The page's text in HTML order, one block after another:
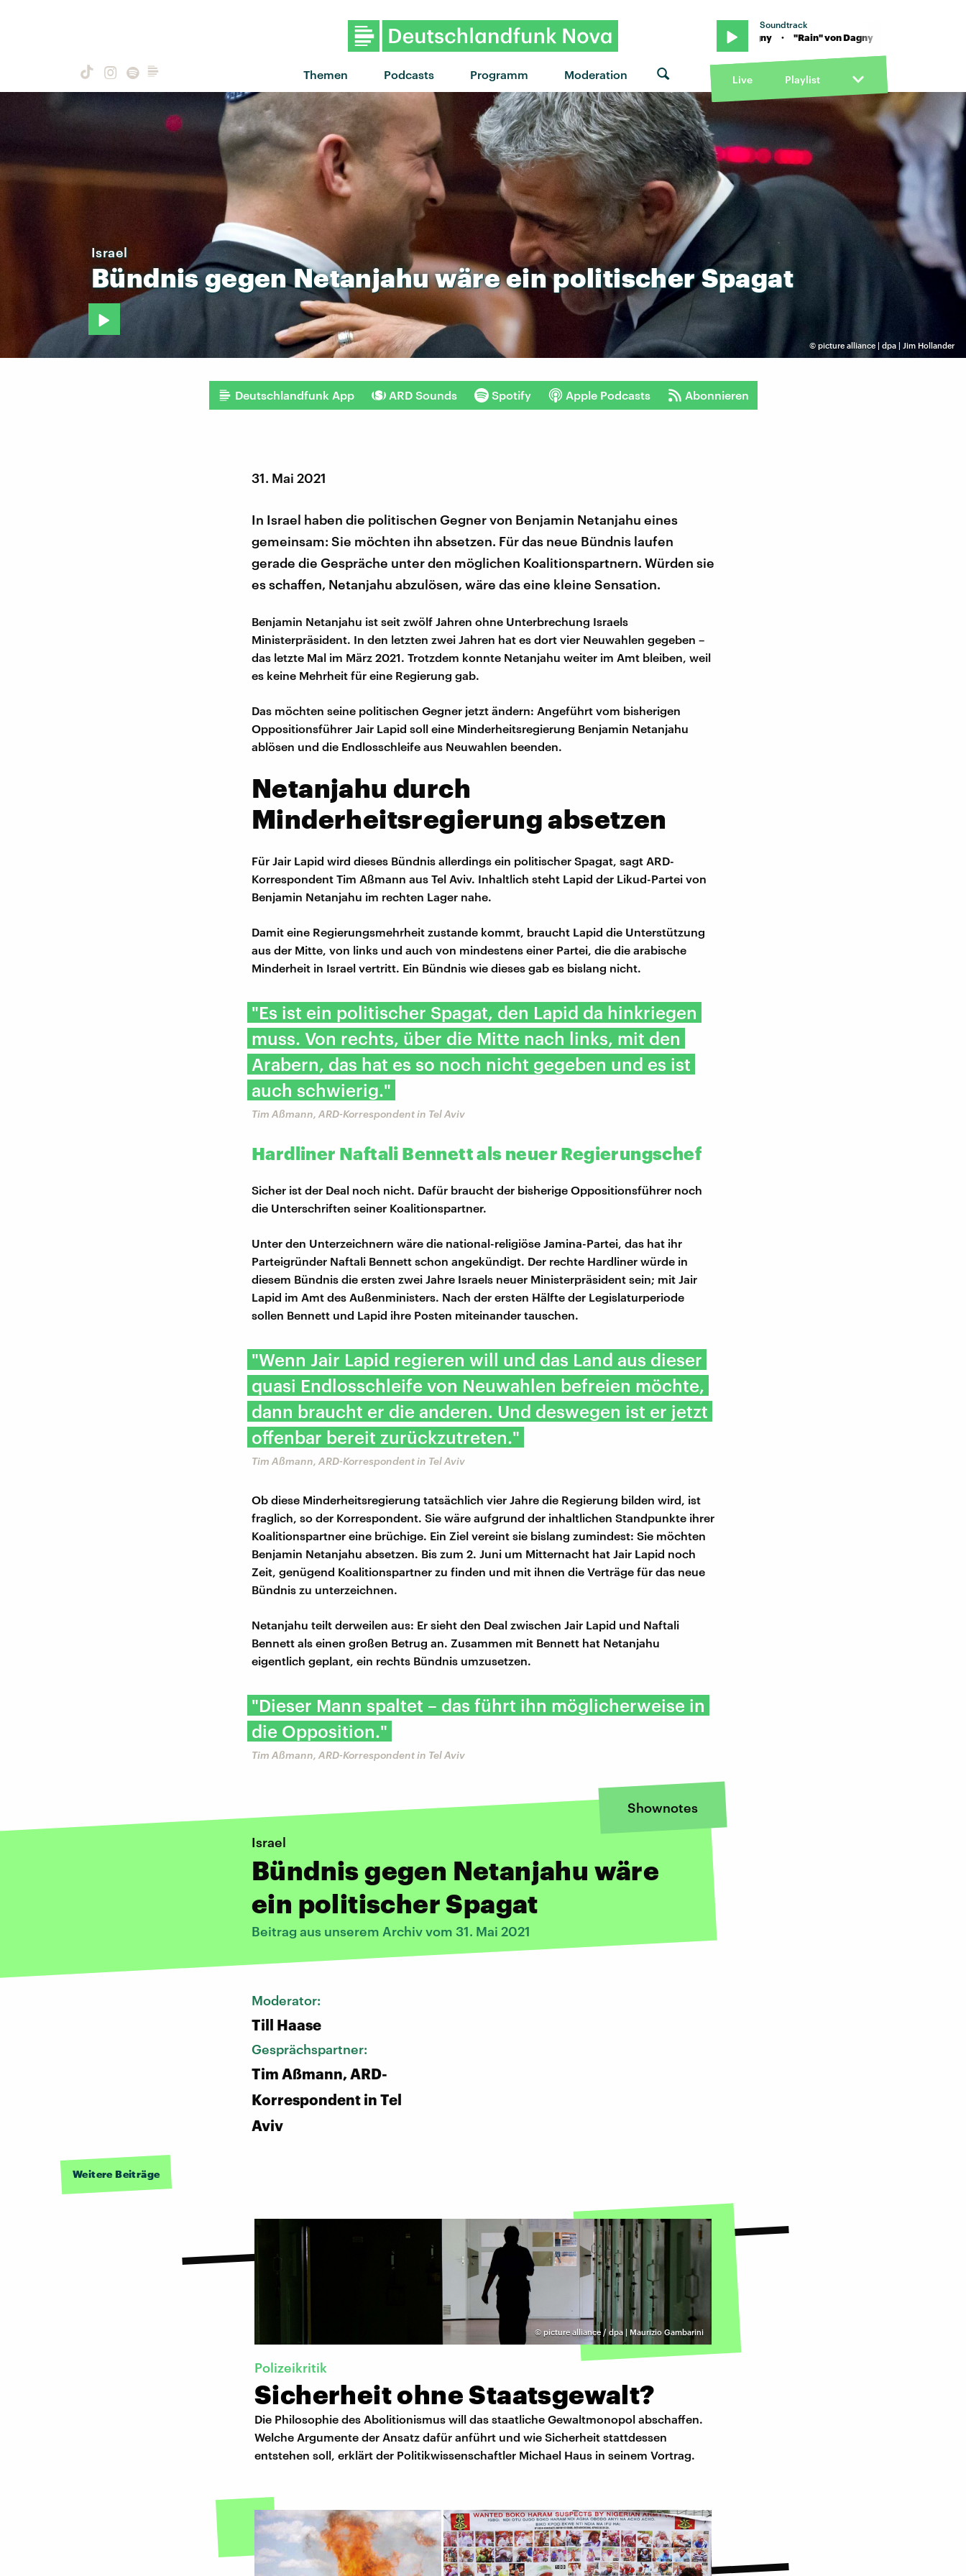
Themen Podcasts Programm Moderation
Soundtrack
"Rain" von Dagny · "Rain" von Dagny · "Rain" von Dagny
Live Playlist
© picture alliance | dpa | Jim Hollander
Israel
BündnisgegenNetanjahuwäreeinpolitischerSpagat
Deutschlandfunk App ARD Sounds Spotify Apple Podcasts Abonnieren
31. Mai 2021
In Israel haben die politischen Gegner von Benjamin Netanjahu eines
gemeinsam: Sie möchten ihn absetzen. Für das neue Bündnis laufen
gerade die Gespräche unter den möglichen Koalitionspartnern. Würden sie
es schaffen, Netanjahu abzulösen, wäre das eine kleine Sensation.
Benjamin Netanjahu ist seit zwölf Jahren ohne Unterbrechung Israels
Ministerpräsident. In den letzten zwei Jahren hat es dort vier Neuwahlen gegeben –
das letzte Mal im März 2021. Trotzdem konnte Netanjahu weiter im Amt bleiben, weil
es keine Mehrheit für eine Regierung gab.
Das möchten seine politischen Gegner jetzt ändern: Angeführt vom bisherigen
Oppositionsführer Jair Lapid soll eine Minderheitsregierung Benjamin Netanjahu
ablösen und die Endlosschleife aus Neuwahlen beenden.
Netanjahu durch
Minderheitsregierung absetzen
Für Jair Lapid wird dieses Bündnis allerdings ein politischer Spagat, sagt ARD-
Korrespondent Tim Aßmann aus Tel Aviv. Inhaltlich steht Lapid der Likud-Partei von
Benjamin Netanjahu im rechten Lager nahe.
Damit eine Regierungsmehrheit zustande kommt, braucht Lapid die Unterstützung
aus der Mitte, von links und auch von mindestens einer Partei, die die arabische
Minderheit in Israel vertritt. Ein Bündnis wie dieses gab es bislang nicht.
"Es ist ein politischer Spagat, den Lapid da hinkriegen
muss. Von rechts, über die Mitte nach links, mit den
Arabern, das hat es so noch nicht gegeben und es ist
auch schwierig."
Tim Aßmann, ARD-Korrespondent in Tel Aviv
Hardliner Naftali Bennett als neuer Regierungschef
Sicher ist der Deal noch nicht. Dafür braucht der bisherige Oppositionsführer noch
die Unterschriften seiner Koalitionspartner.
Unter den Unterzeichnern wäre die national-religiöse Jamina-Partei, das hat ihr
Parteigründer Naftali Bennett schon angekündigt. Der rechte Hardliner würde in
diesem Bündnis die ersten zwei Jahre Israels neuer Ministerpräsident sein; mit Jair
Lapid im Amt des Außenministers. Nach der ersten Hälfte der Legislaturperiode
sollen Bennett und Lapid ihre Posten miteinander tauschen.
"Wenn Jair Lapid regieren will und das Land aus dieser
quasi Endlosschleife von Neuwahlen befreien möchte,
dann braucht er die anderen. Und deswegen ist er jetzt
offenbar bereit zurückzutreten."
Tim Aßmann, ARD-Korrespondent in Tel Aviv
Ob diese Minderheitsregierung tatsächlich vier Jahre die Regierung bilden wird, ist
fraglich, so der Korrespondent. Sie wäre aufgrund der inhaltlichen Standpunkte ihrer
Koalitionspartner eine brüchige. Ein Ziel vereint sie bislang zumindest: Sie möchten
Benjamin Netanjahu absetzen. Bis zum 2. Juni um Mitternacht hat Jair Lapid noch
Zeit, genügend Koalitionspartner zu finden und mit ihnen die Verträge für das neue
Bündnis zu unterzeichnen.
Netanjahu teilt derweilen aus: Er sieht den Deal zwischen Jair Lapid und Naftali
Bennett als einen großen Betrug an. Zusammen mit Bennett hat Netanjahu
eigentlich geplant, ein rechts Bündnis umzusetzen.
"Dieser Mann spaltet – das führt ihn möglicherweise in
die Opposition."
Tim Aßmann, ARD-Korrespondent in Tel Aviv
Shownotes
Israel
Bündnis gegen Netanjahu wäre
ein politischer Spagat
Beitrag aus unserem Archiv vom 31. Mai 2021
Moderator:
Till Haase
Gesprächspartner:
Tim Aßmann, ARD-
Korrespondent in Tel
Aviv
Weitere Beiträge
© picture alliance / dpa | Maurizio Gambarini
Polizeikritik
Sicherheit ohne Staatsgewalt?
Die Philosophie des Abolitionismus will das staatliche Gewaltmonopol abschaffen.
Welche Argumente der Ansatz dafür anführt und wie Sicherheit stattdessen
entstehen soll, erklärt der Politikwissenschaftler Michael Haus in seinem Vortrag.